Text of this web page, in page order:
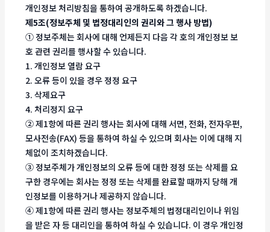
개인정보 처리방침을 통하여 공개하도록 하겠습니다.
제5조(정보주체 및 법정대리인의 권리와 그 행사 방법)
① 정보주체는 회사에 대해 언제든지 다음 각 호의 개인정보 보
호 관련 권리를 행사할 수 있습니다.
1. 개인정보 열람 요구
2. 오류 등이 있을 경우 정정 요구
3. 삭제요구
4. 처리정지 요구
② 제1항에 따른 권리 행사는 회사에 대해 서면, 전화, 전자우편,
모사전송(FAX) 등을 통하여 하실 수 있으며 회사는 이에 대해 지
체없이 조치하겠습니다.
③ 정보주체가 개인정보의 오류 등에 대한 정정 또는 삭제를 요
구한 경우에는 회사는 정정 또는 삭제를 완료할 때까지 당해 개
인정보를 이용하거나 제공하지 않습니다.
④ 제1항에 따른 권리 행사는 정보주체의 법정대리인이나 위임
을 받은 자 등 대리인을 통하여 하실 수 있습니다. 이 경우 개인정